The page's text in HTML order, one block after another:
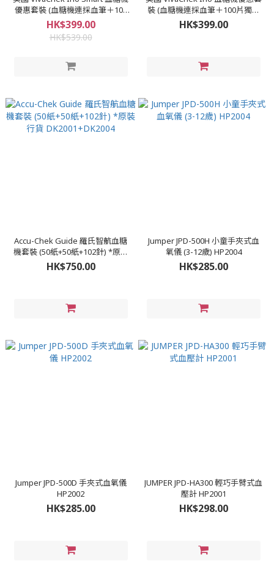
優惠套裝 (血糖機連採血筆＋100
片獨立包裝試紙＋100枝採血針）
VC-S03 HP2011
HK$399.00
HK$539.00
裝 (血糖機連採血筆＋100片獨立
包裝試紙＋100枝採血針) VC-S02
HP2005
HK$399.00
Accu-Chek Guide 羅氏智航血糖
機套裝 (50紙+50紙+102針) *原裝
行貨 DK2001+DK2004
HK$750.00
Jumper JPD-500H 小童手夾式血
氧儀 (3-12歲) HP2004
HK$285.00
Jumper JPD-500D 手夾式血氧儀
HP2002
HK$285.00
JUMPER JPD-HA300 輕巧手臂式血
壓計 HP2001
HK$298.00